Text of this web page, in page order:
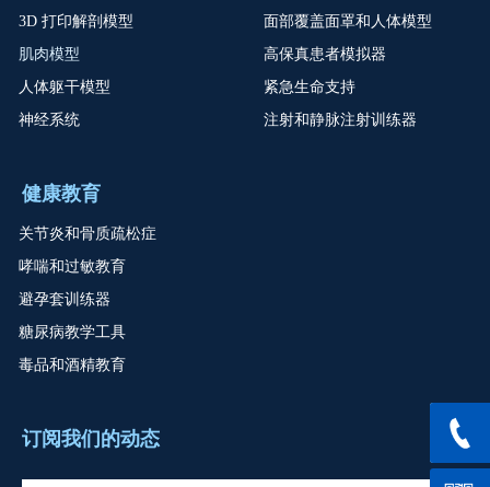
3D 打印解剖模型
肌肉模型
人体躯干模型
神经系统
面部覆盖面罩和人体模型
高保真患者模拟器
紧急生命支持
注射和静脉注射训练器
健康教育
关节炎和骨质疏松症
哮喘和过敏教育
避孕套训练器
糖尿病教学工具
毒品和酒精教育
订阅我们的动态 服务